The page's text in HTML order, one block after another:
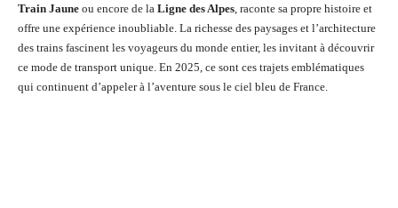
Train Jaune ou encore de la Ligne des Alpes, raconte sa propre histoire et
offre une expérience inoubliable. La richesse des paysages et l’architecture
des trains fascinent les voyageurs du monde entier, les invitant à découvrir
ce mode de transport unique. En 2025, ce sont ces trajets emblématiques
qui continuent d’appeler à l’aventure sous le ciel bleu de France.